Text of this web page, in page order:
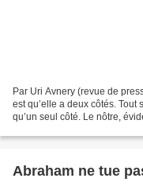
Par Uri Avnery (revue de
est qu’elle a deux côtés.
qu’un seul côté. Le nôtre,
Abraham ne tue